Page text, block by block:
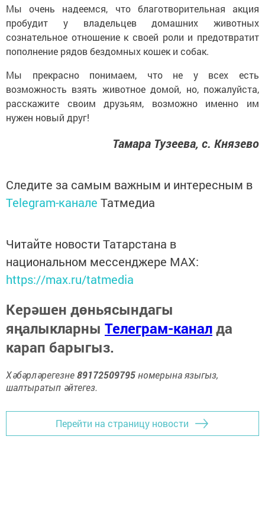
Мы очень надеемся, что благотворительная акция
пробудит у владельцев домашних животных
сознательное отношение к своей роли и предотвратит
пополнение рядов бездомных кошек и собак.
Мы прекрасно понимаем, что не у всех есть
возможность взять животное домой, но, пожалуйста,
расскажите своим друзьям, возможно именно им
нужен новый друг!
Тамара Тузеева, с. Князево
Следите за самым важным и интересным в
Telegram-канале Татмедиа
Читайте новости Татарстана в
национальном мессенджере MАХ:
https://max.ru/tatmedia
Керәшен дөньясындагы
яңалыкларны Телеграм-каналда
карап барыгыз.
Хәбәрләрегезне89172509795номерына языгыз,
шалтыратып әйтегез.
Перейти на страницу новости